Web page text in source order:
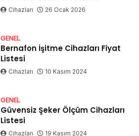
Cihazları 26 Ocak 2026
GENEL
Bernafon İşitme Cihazları Fiyat
Listesi
Cihazları 10 Kasım 2024
GENEL
Güvensiz Şeker Ölçüm Cihazları
Listesi
Cihazları 19 Kasım 2024